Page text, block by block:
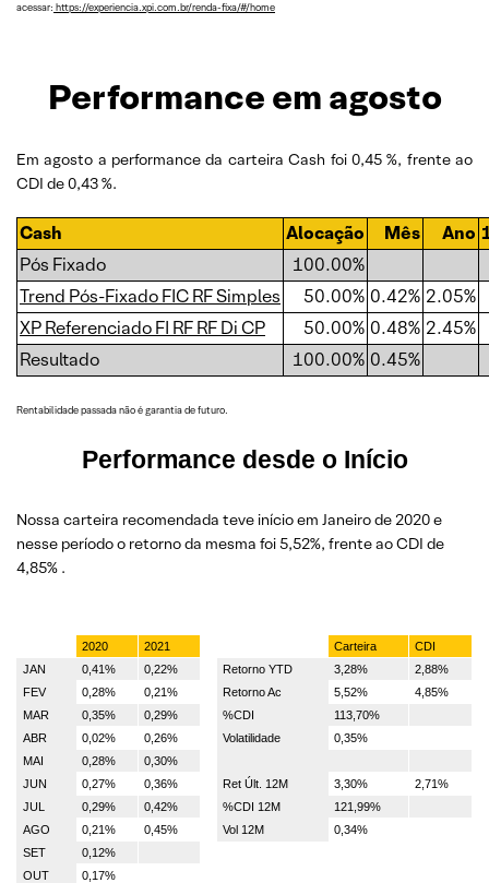
acessar: https://experiencia.xpi.com.br/renda-fixa/#/home
Performance em agosto
Em agosto a performance da carteira Cash foi 0,45 %, frente ao
CDI de 0,43 %.
Cash Alocação Mês Ano
Pós Fixado
100.00%
Trend Pós-Fixado FIC RF Simples
50.00% 0.42% 2.05%
XP Referenciado FI RF RF Di CP
50.00% 0.48% 2.45%
Resultado
100.00% 0.45%
Rentabilidade passada não é garantia de futuro.
Performance desde o Início
Nossa carteira recomendada teve início em Janeiro de 2020 e
nesse período o retorno da mesma foi 5,52%, frente ao CDI de
4,85% .
2020 2021 Carteira
CDI
JAN
0,41% 0,22% Retorno YTD 3,28%
2,88%
FEV
0,28% 0,21% Retorno Ac 5,52%
4,85%
MAR
0,35% 0,29% %CDI
113,70%
ABR
0,02% 0,26% Volatilidade
0,35%
MAI
0,28%
0,30%
JUN
0,27% 0,36% Ret Últ. 12M 3,30%
2,71%
JUL
0,29% 0,42% %CDI 12M
121,99%
AGO
0,21% 0,45% Vol 12M
0,34%
SET
0,12%
OUT
0,17%